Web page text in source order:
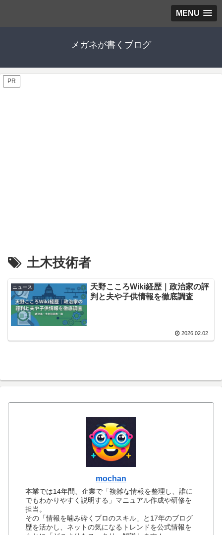
MENU
メガネが書くブログ
PR
土木技術者
ニュース
天野こころWiki経歴｜政治家の評
判と夫や子供情報を徹底調査
2026.02.02
mochan
本業では14年間、企業で「複雑な情報を整理し、誰に
でもわかりやすく説明する」マニュアル作成や研修を
担当。
その「情報を噛み砕くプロのスキル」と17年のブログ
歴を活かし、ネットの気になるトレンドを公式情報を